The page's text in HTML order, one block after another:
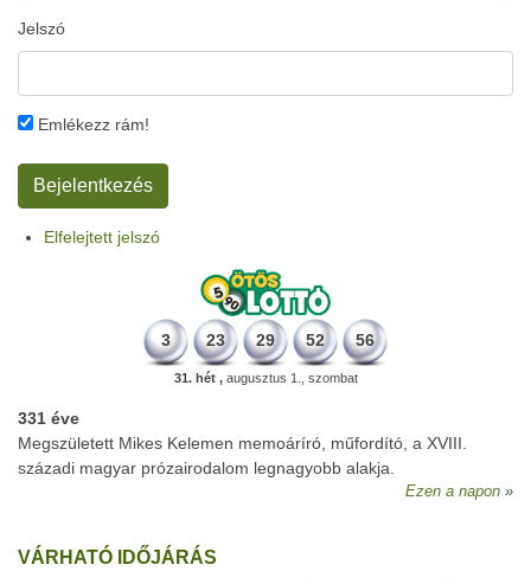
Jelszó
Emlékezz rám!
Elfelejtett jelszó
3 23 29 52 56
31. hét ,augusztus 1., szombat
331 éve
Megszületett Mikes Kelemen memoáríró, műfordító, a XVIII.
századi magyar prózairodalom legnagyobb alakja.
Ezen a napon
VÁRHATÓ IDŐJÁRÁS